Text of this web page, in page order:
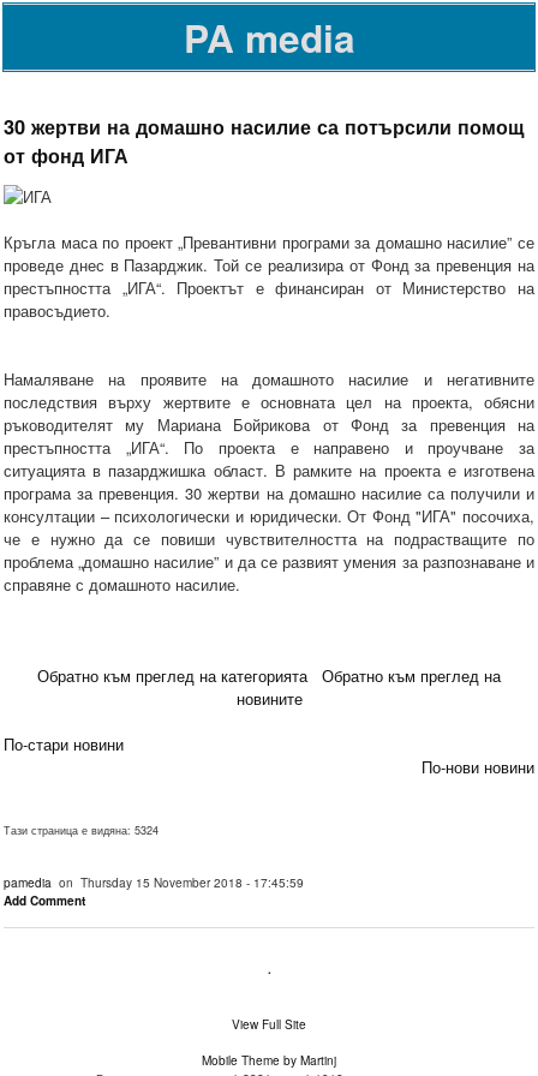
PA media
30 жертви на домашно насилие са потърсили помощ
от фонд ИГА
Кръгла маса по проект „Превантивни програми за домашно насилие” се
проведе днес в Пазарджик. Той се реализира от Фонд за превенция на
престъпността „ИГА“. Проектът е финансиран от Министерство на
правосъдието.
Намаляване на проявите на домашното насилие и негативните
последствия върху жертвите е основната цел на проекта, обясни
ръководителят му Мариана Бойрикова от Фонд за превенция на
престъпността „ИГА“. По проекта е направено и проучване за
ситуацията в пазарджишка област. В рамките на проекта е изготвена
програма за превенция. 30 жертви на домашно насилие са получили и
консултации – психологически и юридически. От Фонд "ИГА" посочиха,
че е нужно да се повиши чувствителността на подрастващите по
проблема „домашно насилие” и да се развият умения за разпознаване и
справяне с домашното насилие.
Обратно към преглед на категорията
Обратно към преглед на
новините
По-стари новини
По-нови новини
Тази страница е видяна: 5324
pamedia on Thursday 15 November 2018 - 17:45:59
Add Comment
.
View Full Site
Mobile Theme by Martinj